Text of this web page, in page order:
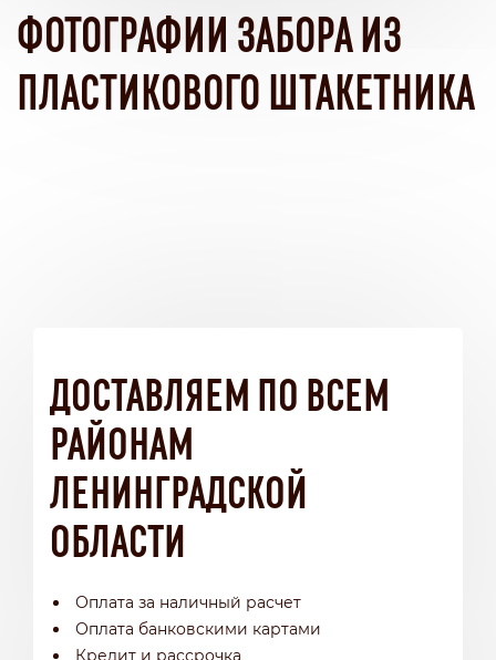
ФОТОГРАФИИ ЗАБОРА ИЗ
ПЛАСТИКОВОГО ШТАКЕТНИКА
ДОСТАВЛЯЕМ ПО ВСЕМ
РАЙОНАМ
ЛЕНИНГРАДСКОЙ
ОБЛАСТИ
Оплата за наличный расчет
Оплата банковскими картами
Кредит и рассрочка